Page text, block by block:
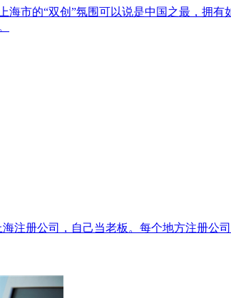
市的“双创”氛围可以说是中国之最，拥
注册公司，自己当老板。每个地方注册公